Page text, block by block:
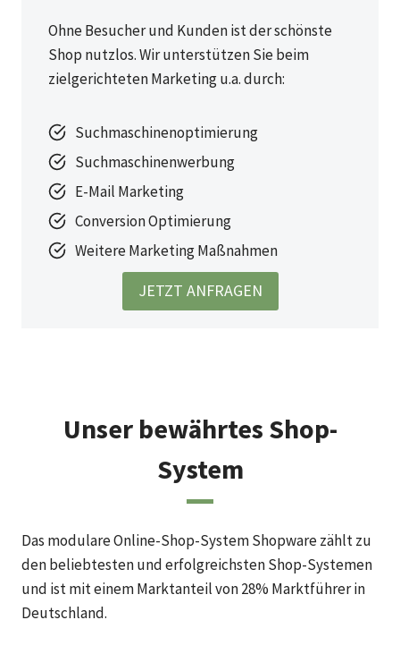
Ohne Besucher und Kunden ist der schönste
Shop nutzlos. Wir unterstützen Sie beim
zielgerichteten Marketing u.a. durch:
Suchmaschinenoptimierung
Suchmaschinenwerbung
E-Mail Marketing
Conversion Optimierung
Weitere Marketing Maßnahmen
JETZT ANFRAGEN
Unser bewährtes Shop-
System
Das modulare Online-Shop-System Shopware zählt zu
den beliebtesten und erfolgreichsten Shop-Systemen
und ist mit einem Marktanteil von 28% Marktführer in
Deutschland.